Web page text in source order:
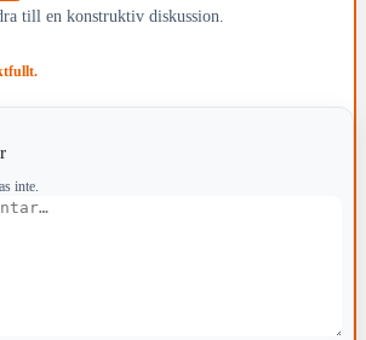
till en konstruktiv diskussion.
inte.